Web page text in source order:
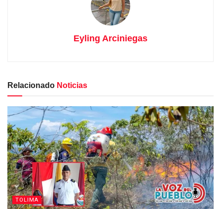
Eyling Arciniegas
Relacionado Noticias
TOLIMA